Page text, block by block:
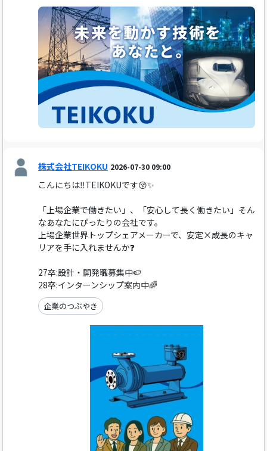
株式会社TEIKOKU 2026-07-30 09:00
こんにちは‼️TEIKOKUです😚✨
「上場企業で働きたい」、「安心して長く働きたい」そん
なあなたにぴったりの会社です。
上場企業世界トップシェアメーカーで、安定×成長のキャ
リアを手に入れませんか❓
27卒:設計・開発職募集中🍉
28卒:インターンシップ案内中🌈
企業のつぶやき